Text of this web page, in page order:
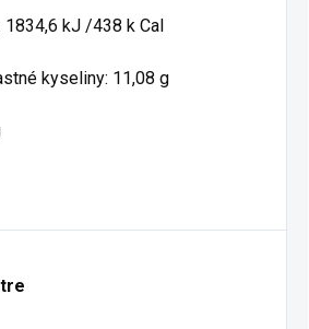
1834,6 kJ /438 k Cal
kyseliny: 11,08 g